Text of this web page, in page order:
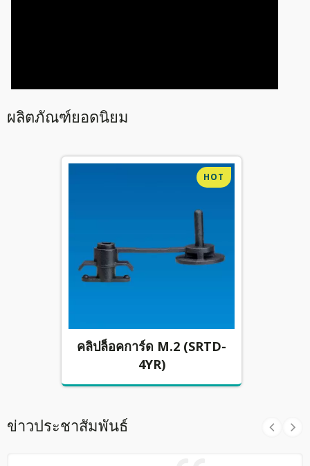
ผลิตภัณฑ์ยอดนิยม
HOT
คลิปล็อคการ์ด M.2 (SRTD-
4YR)
ข่าวประชาสัมพันธ์